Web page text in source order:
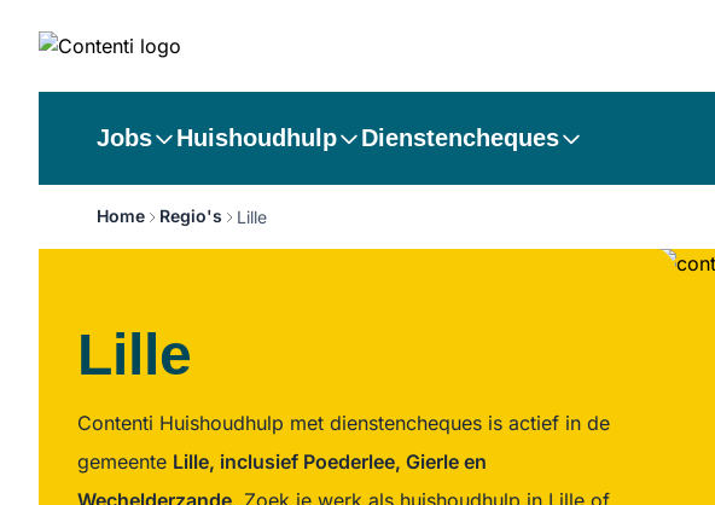
Jobs Huishoudhulp Dienstencheques
Home Regio's Lille
Lille
Contenti Huishoudhulp met dienstencheques is actief in de
gemeente Lille, inclusief Poederlee, Gierle en
Wechelderzande. Zoek je werk als huishoudhulp in Lille of